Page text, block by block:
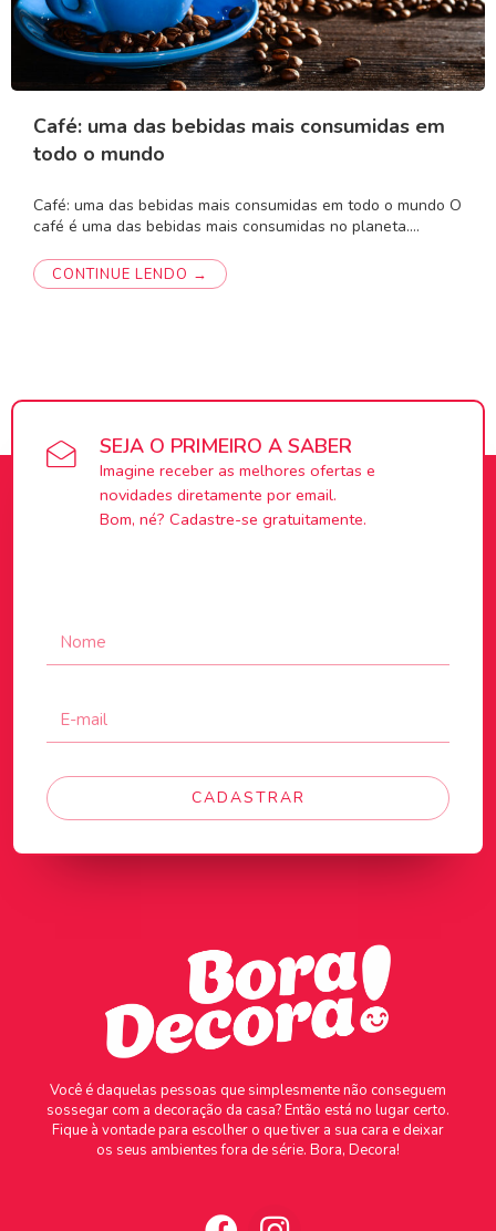
Café: uma das bebidas mais consumidas em
todo o mundo
Café: uma das bebidas mais consumidas em todo o mundo O
café é uma das bebidas mais consumidas no planeta.…
CONTINUE LENDO →
SEJA O PRIMEIRO A SABER
Imagine receber as melhores ofertas e
novidades diretamente por email.
Bom, né? Cadastre-se gratuitamente.
CADASTRAR
Você é daquelas pessoas que simplesmente não conseguem
sossegar com a decoração da casa? Então está no lugar certo.
Fique à vontade para escolher o que tiver a sua cara e deixar
os seus ambientes fora de série. Bora, Decora!